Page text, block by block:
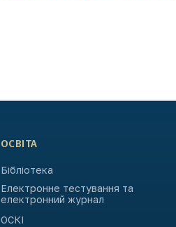
ОСВІТА
Бібліотека
Електронне тестування та
електронний журнал
ОСКІ